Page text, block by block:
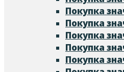
Покупка
Покупка
Покупка
Покупка
Покупка